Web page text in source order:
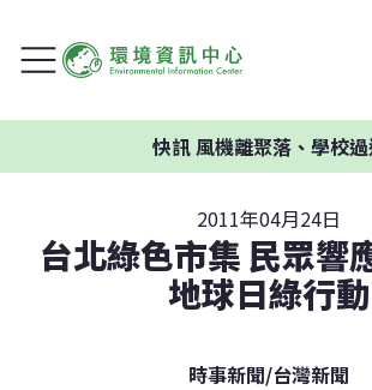
快訊風機離聚落、學校過近
2011年04月24日
台北綠色市集 民眾響
地球日綠行動
時事新聞/台灣新聞